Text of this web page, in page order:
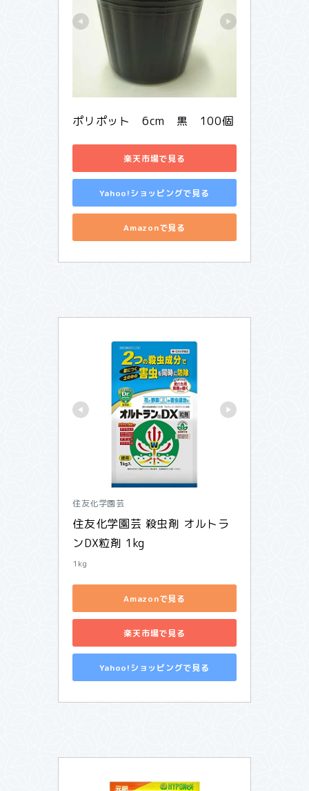
ポリポット　6cm　黒　100個
楽天市場で見る
Yahoo!ショッピングで見る
Amazonで見る
住友化学園芸
住友化学園芸 殺虫剤 オルトラ
ンDX粒剤 1kg
1kg
Amazonで見る
楽天市場で見る
Yahoo!ショッピングで見る